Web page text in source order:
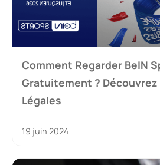
Comment Regarder BeIN
Gratuitement ?
Légales
19 juin 2024